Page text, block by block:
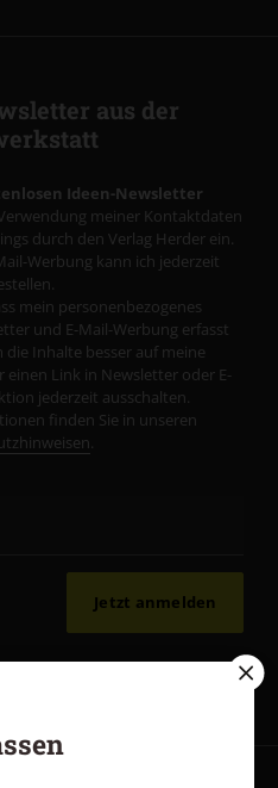
aus der
Ideen-Newsletter
meiner Kontaktdaten
durch den Verlag Herder ein.
Werbung kann ich jederzeit
mein personenbezogenes
und E-Mail-Werbung erfasst
Inhalte besser auf meine
einen Link in Newsletter oder E-
jederzeit ausschalten.
finden Sie in unseren
Jetzt anmelden